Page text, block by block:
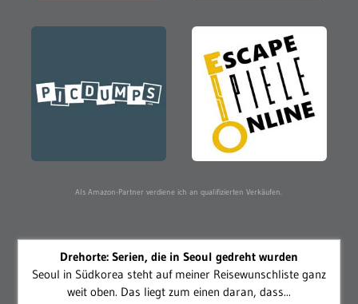
Als Amazon-Partner verdiene ich an qualifizierten Verkäufen.
Drehorte: Serien, die in Seoul gedreht wurden
Seoul in Südkorea steht auf meiner Reisewunschliste ganz
weit oben. Das liegt zum einen daran, dass...